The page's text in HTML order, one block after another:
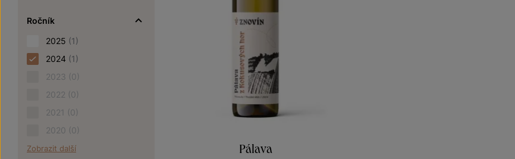
Ročník
2025 (1)
2024 (1)
2023 (0)
2022 (0)
2021 (0)
2020 (0)
Zobrazit další Pálava